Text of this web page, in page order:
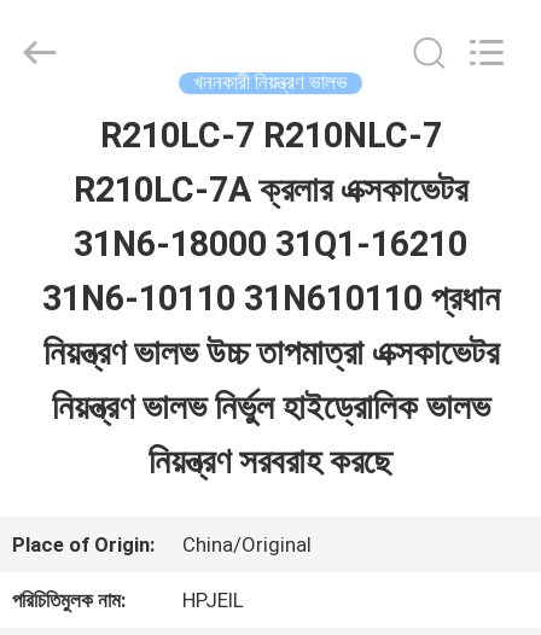
ভিডিও
আমাদের
কারখানা
ভ্রমণ
Machinery
খননকারী নিয়ন্ত্রণ ভালভ
R210LC-7 R210NLC-7
R210LC-7A ক্রলার এক্সকাভেটর
31N6-18000 31Q1-16210
31N6-10110 31N610110 প্রধান
নিয়ন্ত্রণ ভালভ উচ্চ তাপমাত্রা এক্সকাভেটর
নিয়ন্ত্রণ ভালভ নির্ভুল হাইড্রোলিক ভালভ
নিয়ন্ত্রণ সরবরাহ করছে
Place of Origin: China/Original
পরিচিতিমুলক নাম: HPJEIL